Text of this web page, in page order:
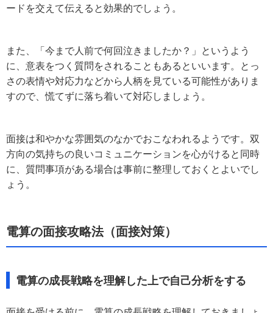
ードを交えて伝えると効果的でしょう。
また、「今まで人前で何回泣きましたか？」というよう
に、意表をつく質問をされることもあるといいます。とっ
さの表情や対応力などから人柄を見ている可能性がありま
すので、慌てずに落ち着いて対応しましょう。
面接は和やかな雰囲気のなかでおこなわれるようです。双
方向の気持ちの良いコミュニケーションを心がけると同時
に、質問事項がある場合は事前に整理しておくとよいでし
ょう。
電算の面接攻略法（面接対策）
電算の成長戦略を理解した上で自己分析をする